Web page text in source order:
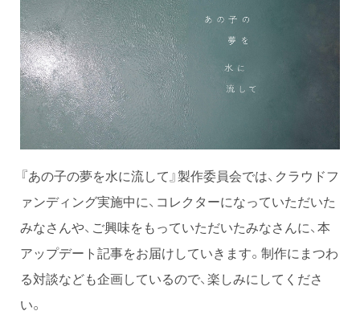
『あの子の夢を水に流して』製作委員会では、クラウドフ
ァンディング実施中に、コレクターになっていただいた
みなさんや、ご興味をもっていただいたみなさんに、本
アップデート記事をお届けしていきます。制作にまつわ
る対談なども企画しているので、楽しみにしてくださ
い。